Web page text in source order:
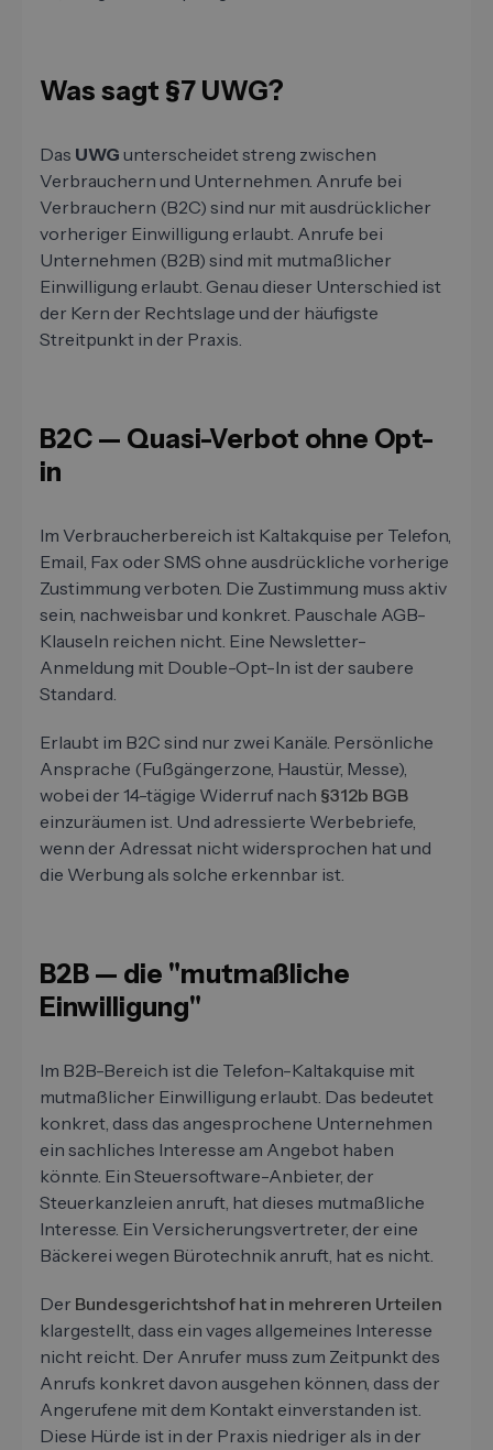
Was sagt §7 UWG?
Das UWG unterscheidet streng zwischen
Verbrauchern und Unternehmen. Anrufe bei
Verbrauchern (B2C) sind nur mit ausdrücklicher
vorheriger Einwilligung erlaubt. Anrufe bei
Unternehmen (B2B) sind mit mutmaßlicher
Einwilligung erlaubt. Genau dieser Unterschied ist
der Kern der Rechtslage und der häufigste
Streitpunkt in der Praxis.
B2C — Quasi-Verbot ohne Opt-
in
Im Verbraucherbereich ist Kaltakquise per Telefon,
Email, Fax oder SMS ohne ausdrückliche vorherige
Zustimmung verboten. Die Zustimmung muss aktiv
sein, nachweisbar und konkret. Pauschale AGB-
Klauseln reichen nicht. Eine Newsletter-
Anmeldung mit Double-Opt-In ist der saubere
Standard.
Erlaubt im B2C sind nur zwei Kanäle. Persönliche
Ansprache (Fußgängerzone, Haustür, Messe),
wobei der 14-tägige Widerruf nach §312b BGB
einzuräumen ist. Und adressierte Werbebriefe,
wenn der Adressat nicht widersprochen hat und
die Werbung als solche erkennbar ist.
B2B — die "mutmaßliche
Einwilligung"
Im B2B-Bereich ist die Telefon-Kaltakquise mit
mutmaßlicher Einwilligung erlaubt. Das bedeutet
konkret, dass das angesprochene Unternehmen
ein sachliches Interesse am Angebot haben
könnte. Ein Steuersoftware-Anbieter, der
Steuerkanzleien anruft, hat dieses mutmaßliche
Interesse. Ein Versicherungsvertreter, der eine
Bäckerei wegen Bürotechnik anruft, hat es nicht.
Der Bundesgerichtshof hat in mehreren Urteilen
klargestellt, dass ein vages allgemeines Interesse
nicht reicht. Der Anrufer muss zum Zeitpunkt des
Anrufs konkret davon ausgehen können, dass der
Angerufene mit dem Kontakt einverstanden ist.
Diese Hürde ist in der Praxis niedriger als in der